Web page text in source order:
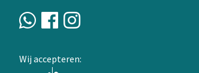
Wij accepteren: